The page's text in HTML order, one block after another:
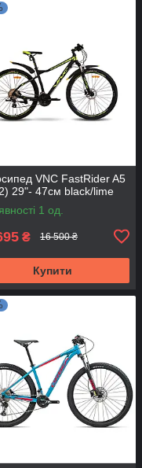
VNC FastRider A5
29"- 47см black/lime
1 од.
₴ 16 500 ₴
Купити